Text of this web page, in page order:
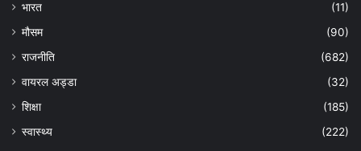
भारत
(11)
मौसम
(90)
राजनीति
(682)
वायरल अड्डा
(32)
शिक्षा
(185)
स्वास्थ्य
(222)